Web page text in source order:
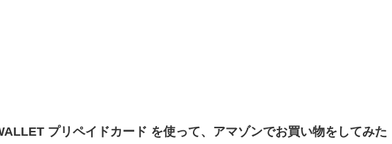
プリペイドカード を使って、アマゾンでお買い物をしてみた